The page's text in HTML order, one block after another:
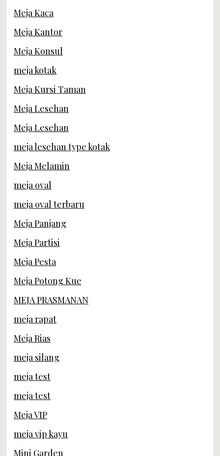
Meja Kaca
Meja Kantor
Meja Konsul
meja kotak
Meja Kursi Taman
Meja Lesehan
Meja Lesehan
meja lesehan type kotak
Meja Melamin
meja oval
meja oval terbaru
Meja Panjang
Meja Partisi
Meja Pesta
Meja Potong Kue
MEJA PRASMANAN
meja rapat
Meja Rias
meja silang
meja test
meja test
Meja VIP
meja vip kayu
Mini Garden